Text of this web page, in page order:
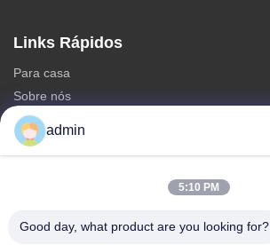
Links Rápidos
Para casa
Sobre nós
produtos
Contacte-nos
torre de antena triangular
admin
5:10 PM
Good day, what product are you looking for?